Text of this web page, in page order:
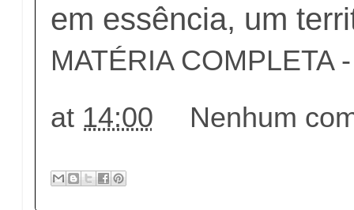
em essência, um
MATÉRIA COMPLETA
at 14:00 Nenhum